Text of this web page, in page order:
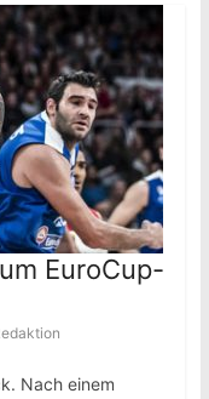
EuroCup-
Nach einem